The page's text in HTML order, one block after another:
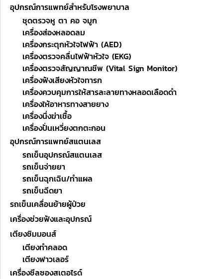
อุปกรณ์การแพทย์สำหรับโรงพยาบาล
ชุดตรวจหู ตา คอ จมูก
เครื่องส่องหลอดลม
เครื่องกระตุกหัวใจไฟฟ้า (AED)
เครื่องตรวจคลื่นไฟฟ้าหัวใจ (EKG)
เครื่องตรวจสัญญาณชีพ (Vital Sign Monitor)
เครื่องฟังเสียงหัวใจทารก
เครื่องควบคุมการให้สารละลายทางหลอดเลือดดำ
เครื่องให้อาหารทางสายยาง
เครื่องนึ่งฆ่าเชื้อ
เครื่องปั่นเหวี่ยงตกตะกอน
อุปกรณ์การแพทย์สแตนเลส
รถเข็นอุปกรณ์สแตนเลส
รถเข็นจ่ายยา
รถเข็นฉุกเฉิน/ทำแผล
รถเข็นฉีดยา
รถเข็นเคลื่อนย้ายผู้ป่วย
เครื่องช่วยฟังและอุปกรณ์
เตียงซิมมอนส์
เตียงทำคลอด
เตียงฟาวเลอร์
เครื่องซีลซองสเตอไรด์